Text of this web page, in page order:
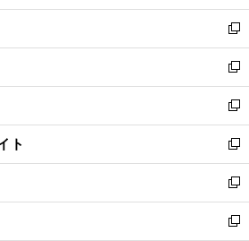
開
く
ウ
で
開
く
ン
ド
ウ
で
開
く
ウ
ィ
ン
ド
ウ
で
開
く
新
し
い
ウ
ィ
ン
ド
ウ
で
開
く
新
し
い
ウ
ィ
ン
ド
ウ
で
新
し
い
ウ
ィ
ン
ド
ト
新
し
い
ウ
ィ
新
し
い
新